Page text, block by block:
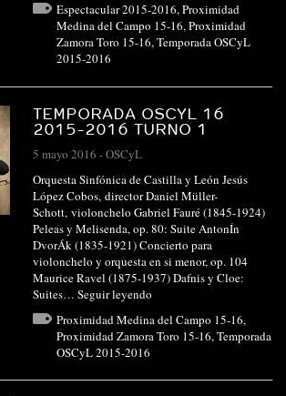
Espectacular 2015-2016,Proximidad
Medina del Campo 15-16,Proximidad
Zamora Toro 15-16,Temporada OSCyL
2015-2016
TEMPORADA OSCYL 16
2015-2016 TURNO 1
5 mayo 2016 -OSCyL
Orquesta Sinfónica de Castilla y León Jesús
López Cobos, director Daniel Müller-
Schott, violonchelo Gabriel Fauré (1845-1924)
Peleas y Melisenda, op. 80: Suite AntonÍn
DvorÁk (1835-1921) Concierto para
violonchelo y orquesta en si menor, op. 104
Maurice Ravel (1875-1937) Dafnis y Cloe:
Suites… Seguir leyendo
Proximidad Medina del Campo 15-16,
Proximidad Zamora Toro 15-16, Temporada
OSCyL 2015-2016